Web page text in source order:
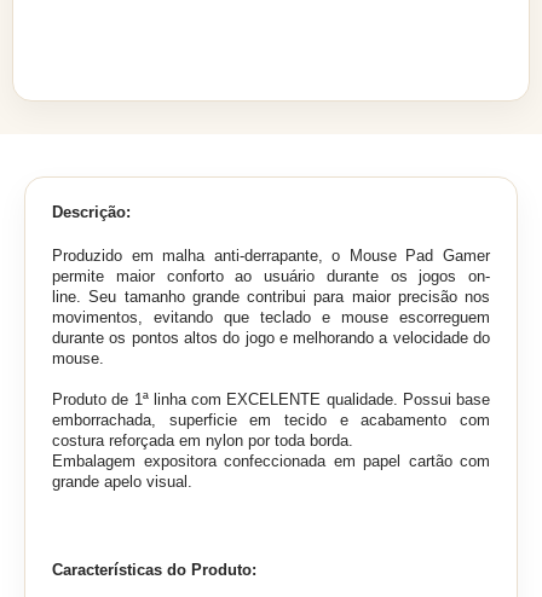
Descrição:
Produzido em malha anti-derrapante, o Mouse Pad Gamer
permite maior conforto ao usuário durante os jogos on-
line. Seu tamanho grande contribui para maior precisão nos
movimentos, evitando que teclado e mouse escorreguem
durante os pontos altos do jogo e melhorando a velocidade do
mouse.
Produto de 1ª linha com EXCELENTE qualidade. Possui base
emborrachada, superficie em tecido e acabamento com
costura reforçada em nylon por toda borda.
Embalagem expositora confeccionada em papel cartão com
grande apelo visual.
Características do Produto: